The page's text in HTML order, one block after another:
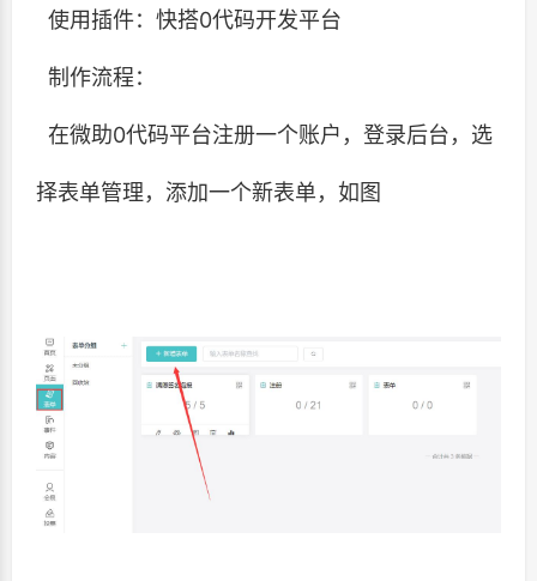
使用插件：快搭0代码开发平台
制作流程：
在微助0代码平台注册一个账户，登录后台，选
择表单管理，添加一个新表单，如图